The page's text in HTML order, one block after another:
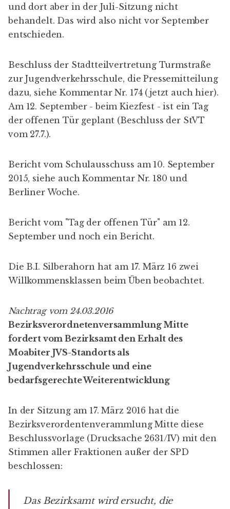
und dort aber in der Juli-Sitzung nicht
behandelt. Das wird also nicht vor September
entschieden.
Beschluss der Stadtteilvertretung Turmstraße
zur Jugendverkehrsschule, die Pressemitteilung
dazu, sieheKommentar Nr. 174(jetzt auchhier).
Am 12. September - beim Kiezfest - ist ein Tag
der offenen Tür geplant (Beschluss der StVT
vom 27.7.).
Bericht vom Schulausschuss am 10. September
2015, siehe auch Kommentar Nr. 180 und
Berliner Woche.
Berichtvom "Tag der offenen Tür" am 12.
September und noch ein Bericht.
Die B.I. Silberahorn hat am 17. März 16 zwei
Willkommensklassen beim Üben beobachtet.
Nachtrag vom 24.03.2016
Bezirksverordnetenversammlung Mitte
fordert vom Bezirksamt den Erhalt des
Moabiter JVS-Standorts als
Jugendverkehrsschule und eine
bedarfsgerechte Weiterentwicklung
In der Sitzung am 17. März 2016 hat die
Bezirksverordentenverammlung Mitte diese
Beschlussvorlage (Drucksache 2631/IV) mit den
Stimmen aller Fraktionen außer der SPD
beschlossen:
Das Bezirksamt wird ersucht, die